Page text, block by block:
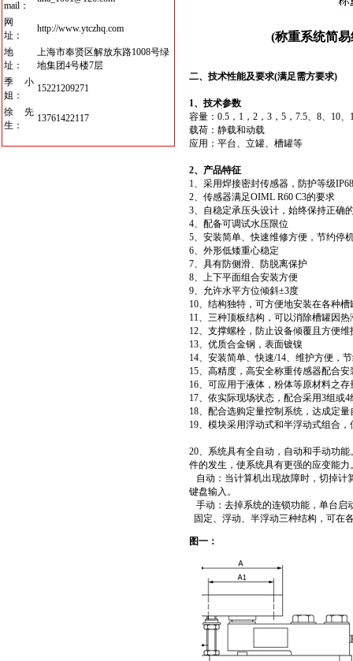
mail：
网
址：
http://www.ytczhq.com
地
址：
上海市奉贤区解放东路1008号绿
地集团4号楼7层
季小
姐：
15221209271
徐先
生：
13761422117
(称重系统简易
二、技术性能及要求(满足需方要求)
1、技术参数
容量：0.5，1，2，3，5，7.5、8、10、
载荷：静载和动载
应用：平台、立罐、槽罐等
2、产品特征
1、采用焊接密封传感器，防护等级
2、传感器满足OIML R60 C3的要求
3、自稳定承压头设计，始终保持正确
4、配备可调试水压限位
5、安装简单、快速维修方便，节约停
6、外形低矮重心稳定
7、具有防侧滑、防脱离保护
8、上下平面组合安装方便
9、允许水平方位倾斜±3度
10、结构独特，可方便
11、三种顶板结构，可以消除槽罐因
12、支撑螺栓，防止设备倾覆且方便维
13、优质合金钢，表面镀镍
14、安装简单、快速/14、维护方便，
15、高精度，高安全称重传感器配合
16、可应用于液体，粉体等原材料之
17、依实际现场状态，配合采用3组或
18、配合选购定量控制系统，达成定
19、模块采用浮动式和半浮动式组合
20、系统具有全自动，自动和手动功
件的发生，使系统具有更强的应变能力
自动：当计算机出现故障时，切掉计
键盘输入。
手动：去掉系统的连锁功能，单台启
固定、浮动、半浮动三种结构，可在
图一：